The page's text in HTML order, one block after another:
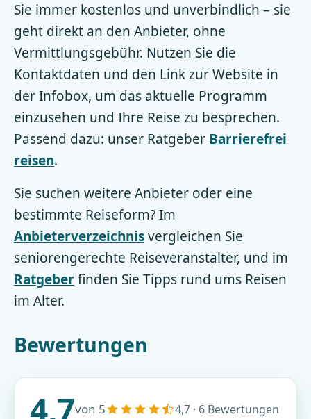
Sie immer kostenlos und unverbindlich – sie
geht direkt an den Anbieter, ohne
Vermittlungsgebühr. Nutzen Sie die
Kontaktdaten und den Link zur Website in
der Infobox, um das aktuelle Programm
einzusehen und Ihre Reise zu besprechen.
Passend dazu: unser Ratgeber Barrierefrei
reisen.
Sie suchen weitere Anbieter oder eine
bestimmte Reiseform? Im
Anbieterverzeichnisvergleichen Sie
seniorengerechte Reiseveranstalter, und im
Ratgeberfinden Sie Tipps rund ums Reisen
im Alter.
Bewertungen
4,7von 5 4,7 · 6 Bewertungen